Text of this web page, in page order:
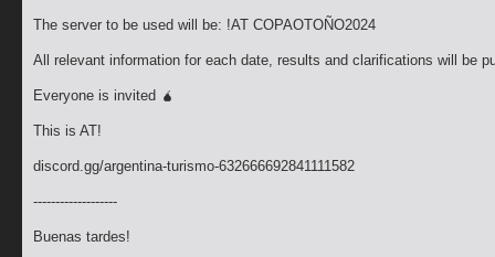
The server to be used will be: !AT COPAOTOÑO2024
All relevant information for each date, results and clarifications will be
Everyone is invited 🧉
This is AT!
discord.gg/argentina-turismo-632666692841111582
-------------------
Buenas tardes!